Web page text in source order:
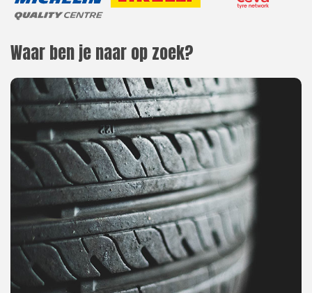
Waar ben je naar op zoek?